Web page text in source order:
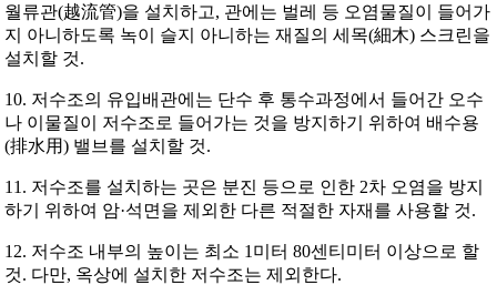
월류관(越流管)을 설치하고, 관에는 벌레 등 오염물질이 들어가
지 아니하도록 녹이 슬지 아니하는 재질의 세목(細木) 스크린을
설치할 것.
10. 저수조의 유입배관에는 단수 후 통수과정에서 들어간 오수
나 이물질이 저수조로 들어가는 것을 방지하기 위하여 배수용
(排水用) 밸브를 설치할 것.
11. 저수조를 설치하는 곳은 분진 등으로 인한 2차 오염을 방지
하기 위하여 암·석면을 제외한 다른 적절한 자재를 사용할 것.
12. 저수조 내부의 높이는 최소 1미터 80센티미터 이상으로 할
것. 다만, 옥상에 설치한 저수조는 제외한다.